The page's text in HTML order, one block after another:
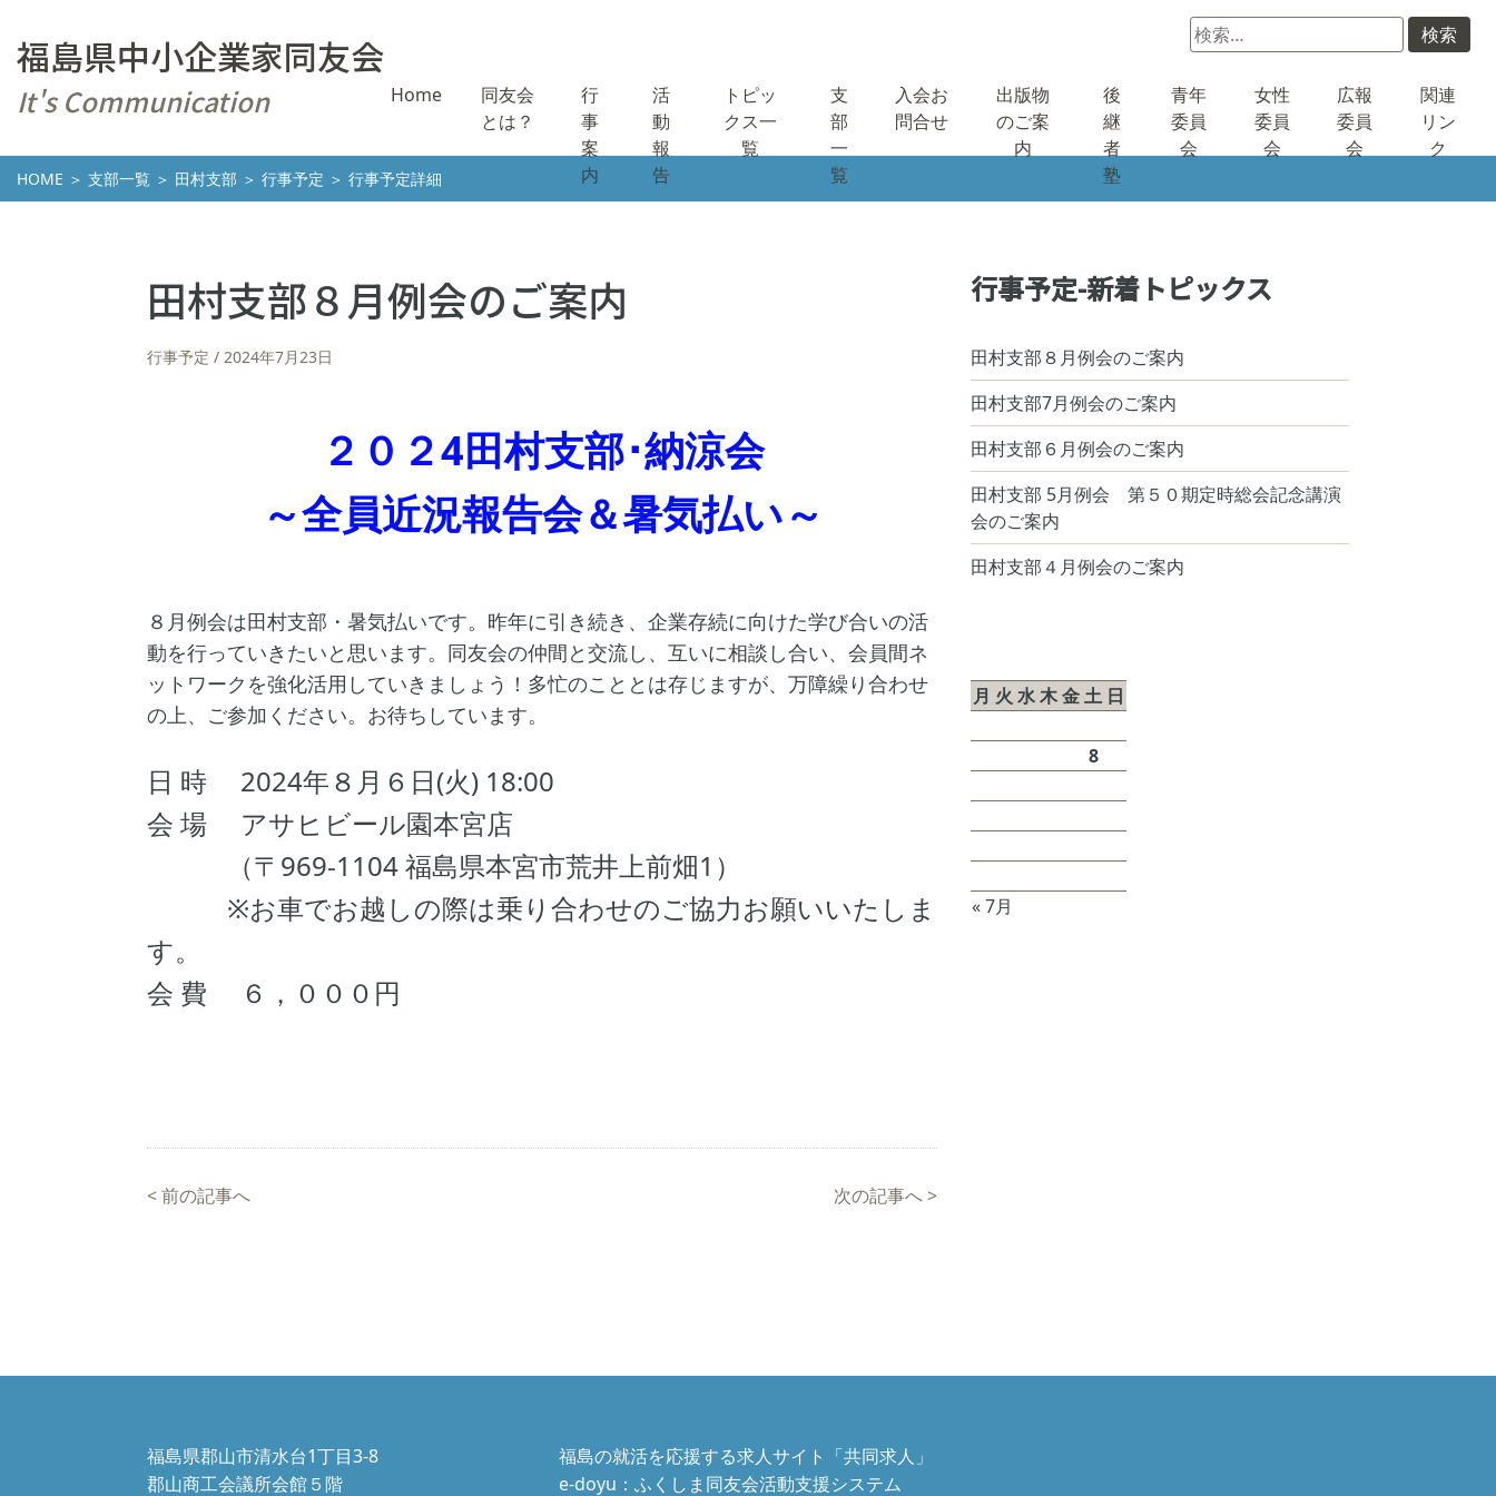
福島県中小企業家同友会
It's Communication Home
同友会
とは？
行
事
案
内
活
動
報
告
トピッ
クス一
覧
支
部
一
覧
入会お
問合せ
出版物
のご案
内
後
継
者
塾
青年
委員
会
女性
委員
会
広報
委員
会
関連
リン
ク
検
索:
HOME ＞ 支部一覧 ＞ 田村支部 ＞ 行事予定 ＞ 行事予定詳細
田村支部８月例会のご案内
行事予定 2024年7月23日
２０２4田村支部･納涼会
～全員近況報告会＆暑気払い～
８月例会は田村支部・暑気払いです。昨年に引き続き、企業存続に向けた学び合いの活
動を行っていきたいと思います。同友会の仲間と交流し、互いに相談し合い、会員間ネ
ットワークを強化活用していきましょう！多忙のこととは存じますが、万障繰り合わせ
の上、ご参加ください。お待ちしています。
日 時 2024年８月６日(火) 18:00
会 場 アサヒビール園本宮店
（〒969-1104 福島県本宮市荒井上前畑1）
※お車でお越しの際は乗り合わせのご協力お願いいたしま
す。
会 費 ６，０００円
<前の記事へ 次の記事へ>
行事予定-新着トピックス
田村支部８月例会のご案内
田村支部7月例会のご案内
田村支部６月例会のご案内
田村支部 5月例会 第５０期定時総会記念講演
会のご案内
田村支部４月例会のご案内
月 火 水木金土 日
« 7月
8
福島県郡山市清水台1丁目3-8
郡山商工会議所会館５階
福島の就活を応援する求人サイト「共同求人」
e-doyu：ふくしま同友会活動支援システム